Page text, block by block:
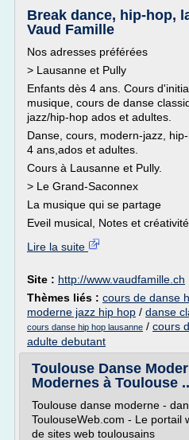
Break dance, hip-hop,
Vaud Famille
Nos adresses préférées
> Lausanne et Pully
Enfants dès 4 ans. Cours
musique, cours de danse
jazz/hip-hop ados et adultes.
Danse, cours, modern-jazz,
4 ans,ados et adultes.
Cours à Lausanne et Pully.
> Le Grand-Saconnex
La musique qui se partage
Eveil musical, Notes et
Lire la suite
Site : http://www.vaudfamille.ch
Thèmes liés : cours de danse
moderne jazz hip hop / danse
cours danse hip hop lausanne / cours
adulte debutant
Toulouse Danse
Modernes à Toulouse
Toulouse danse moderne -
ToulouseWeb.com - Le portail
de sites web toulousains